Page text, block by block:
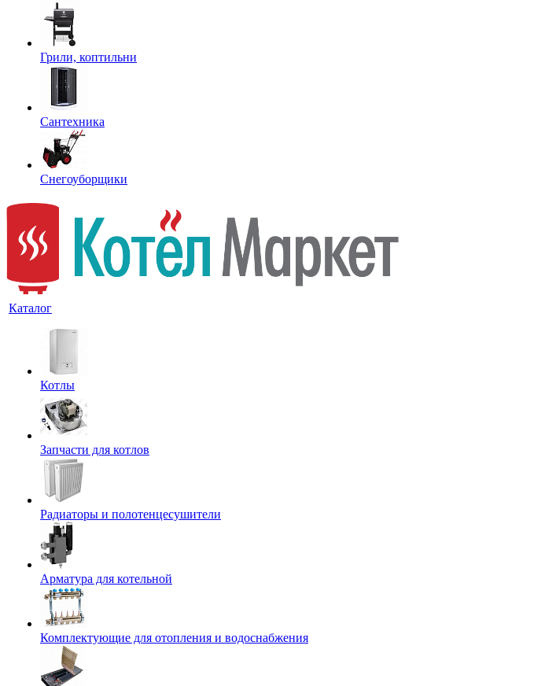
Грили, коптильни
Сантехника
Снегоуборщики
Каталог
Котлы
Запчасти для котлов
Радиаторы и полотенцесушители
Арматура для котельной
Комплектующие для отопления и водоснабжения